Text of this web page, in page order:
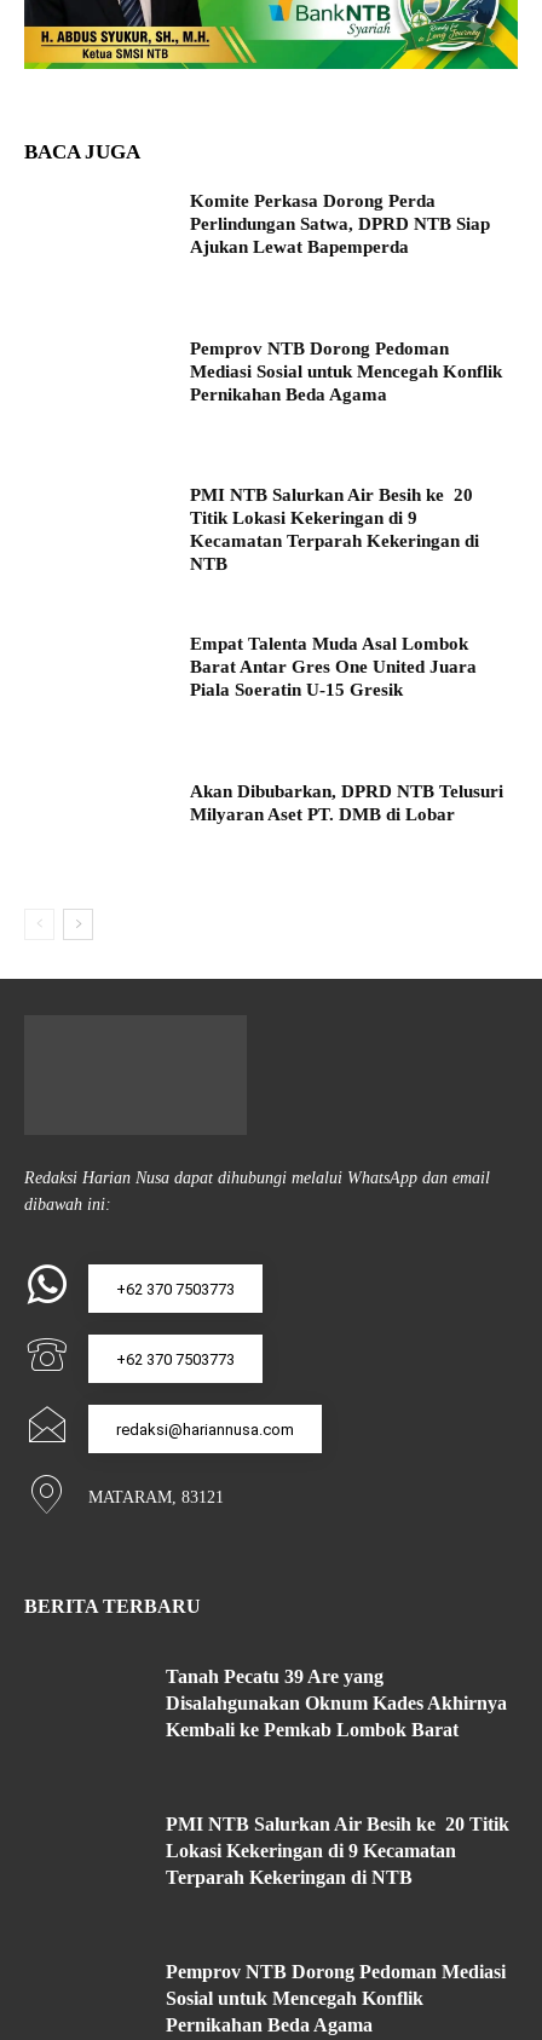
BACA JUGA
Komite Perkasa Dorong Perda
Perlindungan Satwa, DPRD NTB Siap
Ajukan Lewat Bapemperda
Pemprov NTB Dorong Pedoman
Mediasi Sosial untuk Mencegah Konflik
Pernikahan Beda Agama
PMI NTB Salurkan Air Besih ke 20
Titik Lokasi Kekeringan di 9
Kecamatan Terparah Kekeringan di
NTB
Empat Talenta Muda Asal Lombok
Barat Antar Gres One United Juara
Piala Soeratin U-15 Gresik
Akan Dibubarkan, DPRD NTB Telusuri
Milyaran Aset PT. DMB di Lobar
Redaksi Harian Nusa dapat dihubungi melalui WhatsApp dan email
dibawah ini:
+62 370 7503773
+62 370 7503773
redaksi@hariannusa.com
MATARAM, 83121
BERITA TERBARU
Tanah Pecatu 39 Are yang
Disalahgunakan Oknum Kades Akhirnya
Kembali ke Pemkab Lombok Barat
PMI NTB Salurkan Air Besih ke 20 Titik
Lokasi Kekeringan di 9 Kecamatan
Terparah Kekeringan di NTB
Pemprov NTB Dorong Pedoman Mediasi
Sosial untuk Mencegah Konflik
Pernikahan Beda Agama